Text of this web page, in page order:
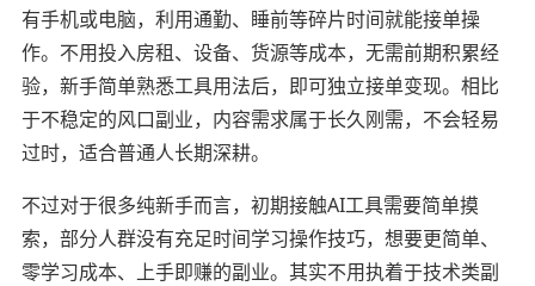
有手机或电脑，利用通勤、睡前等碎片时间就能接单操
作。不用投入房租、设备、货源等成本，无需前期积累经
验，新手简单熟悉工具用法后，即可独立接单变现。相比
于不稳定的风口副业，内容需求属于长久刚需，不会轻易
过时，适合普通人长期深耕。
不过对于很多纯新手而言，初期接触AI工具需要简单摸
索，部分人群没有充足时间学习操作技巧，想要更简单、
零学习成本、上手即赚的副业。其实不用执着于技术类副